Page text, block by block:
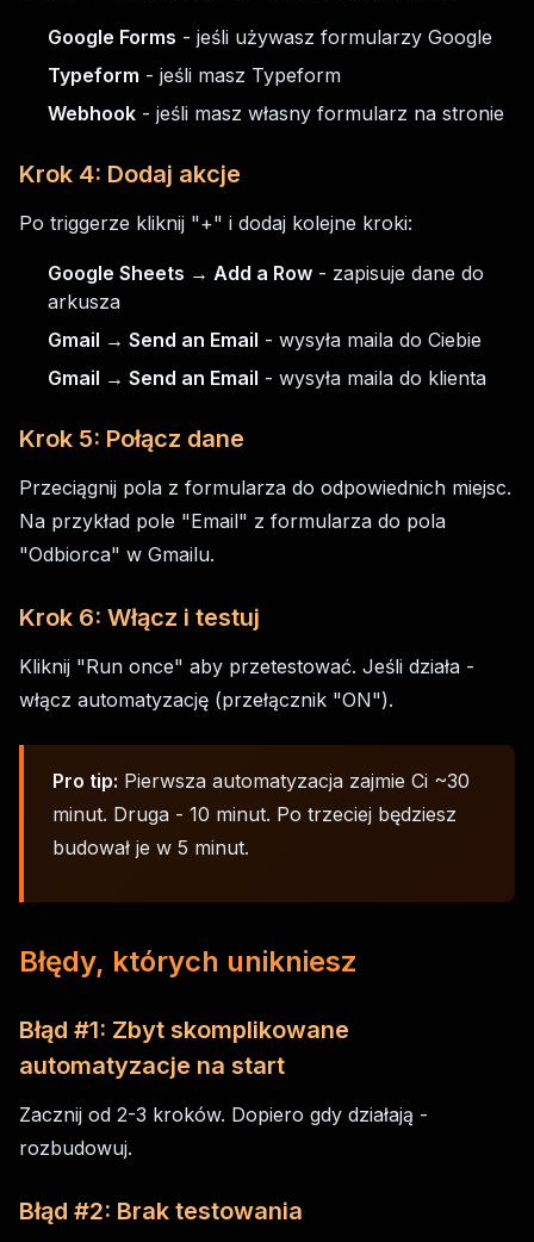
Google Forms - jeśli używasz formularzy Google
Typeform - jeśli masz Typeform
Webhook - jeśli masz własny formularz na stronie
Krok 4: Dodaj akcje
Po triggerze kliknij "+" i dodaj kolejne kroki:
Google Sheets → Add a Row - zapisuje dane do
arkusza
Gmail → Send an Email - wysyła maila do Ciebie
Gmail → Send an Email - wysyła maila do klienta
Krok 5: Połącz dane
Przeciągnij pola z formularza do odpowiednich miejsc.
Na przykład pole "Email" z formularza do pola
"Odbiorca" w Gmailu.
Krok 6: Włącz i testuj
Kliknij "Run once" aby przetestować. Jeśli działa -
włącz automatyzację (przełącznik "ON").
Pro tip: Pierwsza automatyzacja zajmie Ci ~30
minut. Druga - 10 minut. Po trzeciej będziesz
budował je w 5 minut.
Błędy, których unikniesz
Błąd #1: Zbyt skomplikowane
automatyzacje na start
Zacznij od 2-3 kroków. Dopiero gdy działają -
rozbudowuj.
Błąd #2: Brak testowania